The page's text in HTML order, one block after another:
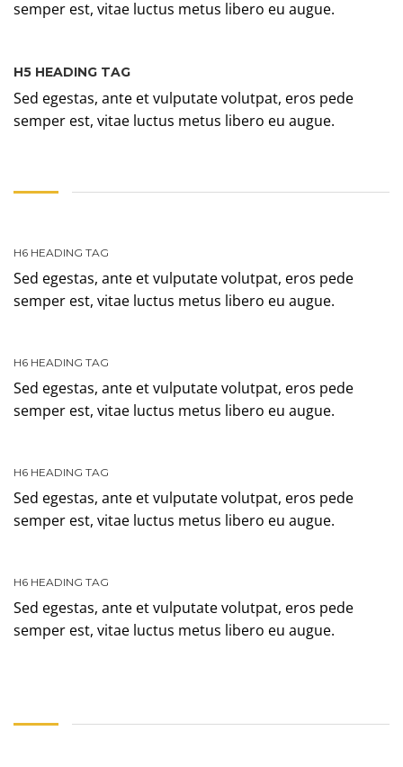
semper est, vitae luctus metus libero eu augue.
H5 HEADING TAG
Sed egestas, ante et vulputate volutpat, eros pede
semper est, vitae luctus metus libero eu augue.
H6 HEADING TAG
Sed egestas, ante et vulputate volutpat, eros pede
semper est, vitae luctus metus libero eu augue.
H6 HEADING TAG
Sed egestas, ante et vulputate volutpat, eros pede
semper est, vitae luctus metus libero eu augue.
H6 HEADING TAG
Sed egestas, ante et vulputate volutpat, eros pede
semper est, vitae luctus metus libero eu augue.
H6 HEADING TAG
Sed egestas, ante et vulputate volutpat, eros pede
semper est, vitae luctus metus libero eu augue.